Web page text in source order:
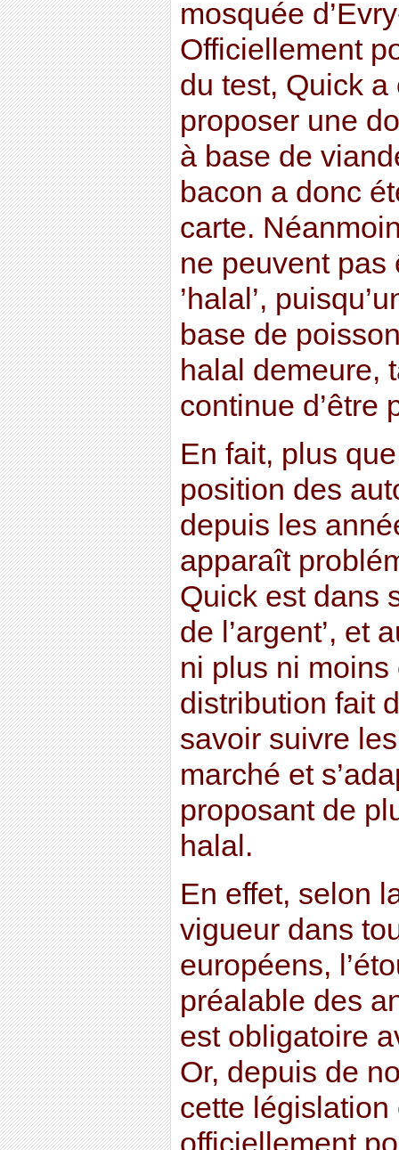
mosquée
Officiellement
du test, Quick
proposer une
à base de
bacon a donc
carte.
ne peuvent pas
’halal’,
base de
halal demeure,
continue d’être
En fait, plus
position des
depuis les
apparaît
Quick est dans
de l’argent’, et
ni plus ni
distribution fait
savoir suivre
marché et
proposant de
halal.
En effet, selon
vigueur dans
européens,
préalable des
est obligatoire
Or, depuis de
cette
officiellement